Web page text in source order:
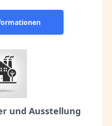
und Ausstellung